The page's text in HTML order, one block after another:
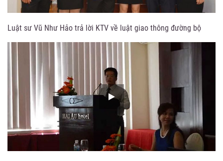
Luật sư Vũ Như Hảo trả lời KTV về luật giao thông đường bộ